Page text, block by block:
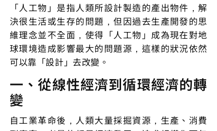
「人工物」是指人類所設計製造的產出物件，解
決很生活或生存的問題，但因過去生產開發的思
維理念並不全面，使得「人工物」成為現在對地
球環境造成影響最大的問題源，這樣的狀況依然
可以靠「設計」去改變。
一、從線性經濟到循環經濟的轉
變
自工業革命後，人類大量採掘資源，生產、消費